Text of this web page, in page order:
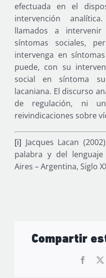
efectuada en el
intervención
llamados a
síntomas sociales,
intervenga en
puede, con su
social en síntoma
lacaniana. El discurso
de regulación, ni
reivindicaciones sobre
[i] Jacques Lacan
palabra y del lenguaje
Aires – Argentina, Siglo
Compartir